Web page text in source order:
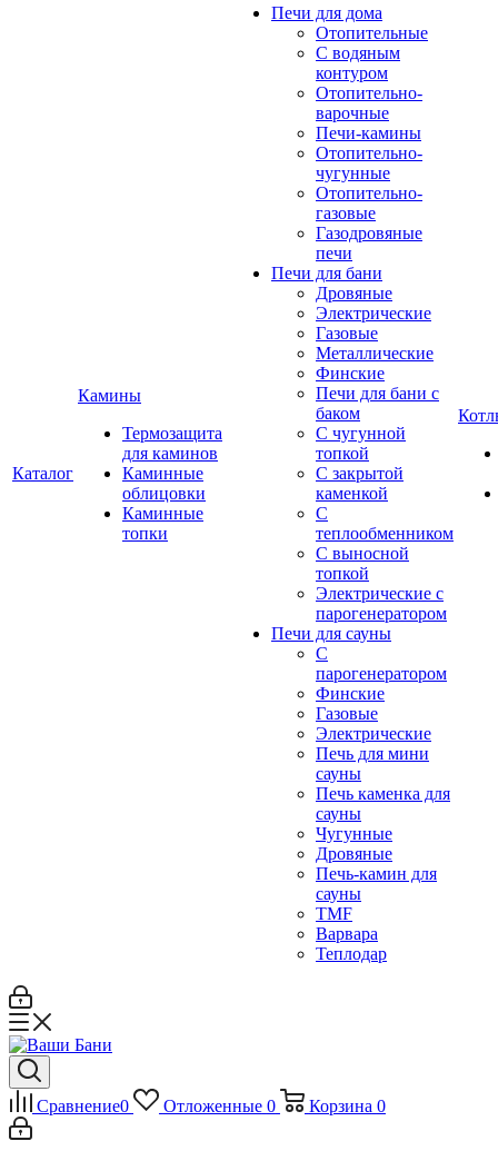
Каталог
Камины
Термозащита
для каминов
Каминные
облицовки
Каминные
топки
Печи для дома
Отопительные
C водяным
контуром
Отопительно-
варочные
Печи-камины
Отопительно-
чугунные
Отопительно-
газовые
Газодровяные
печи
Печи для бани
Дровяные
Электрические
Газовые
Металлические
Финские
Печи для бани с
баком
С чугунной
топкой
С закрытой
каменкой
С
теплообменником
С выносной
топкой
Электрические с
парогенератором
Печи для сауны
С
парогенератором
Финские
Газовые
Электрические
Печь для мини
сауны
Печь каменка для
сауны
Чугунные
Дровяные
Печь-камин для
сауны
TMF
Варвара
Теплодар
Сравнение0 Отложенные 0 Корзина 0